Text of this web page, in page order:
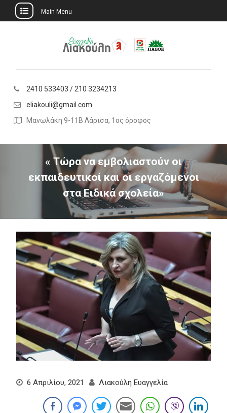
Main Menu
2410 533403 / 210 3234213
eliakouli@gmail.com
Μανωλάκη 9-11Β Λάρισα, 1ος όροφος
« Τώρα να εμβολιαστούν οι
εκπαιδευτικοί και οι εργαζόμενοι
στα Ειδικά σχολεία»
6 Απριλίου, 2021 Λιακούλη Ευαγγελία